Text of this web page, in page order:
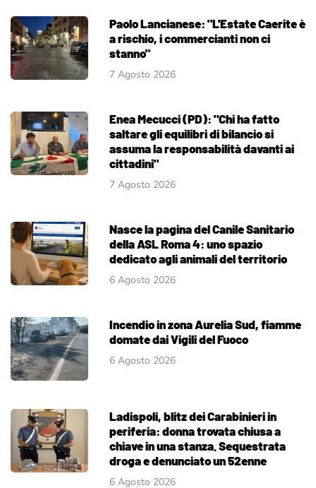
Paolo Lancianese: "L'Estate Caerite è
a rischio, i commercianti non ci
stanno"
7 Agosto 2026
Enea Mecucci (PD): "Chi ha fatto
saltare gli equilibri di bilancio si
assuma la responsabilità davanti ai
cittadini"
7 Agosto 2026
Nasce la pagina del Canile Sanitario
della ASL Roma 4: uno spazio
dedicato agli animali del territorio
6 Agosto 2026
Incendio in zona Aurelia Sud, fiamme
domate dai Vigili del Fuoco
6 Agosto 2026
Ladispoli, blitz dei Carabinieri in
periferia: donna trovata chiusa a
chiave in una stanza. Sequestrata
droga e denunciato un 52enne
6 Agosto 2026